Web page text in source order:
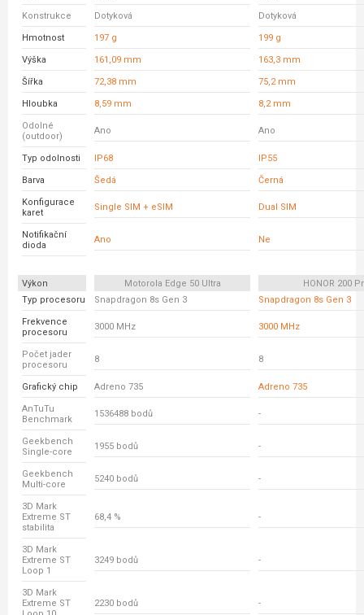
Konstrukce Dotyková Dotyková
Hmotnost 197 g 199 g
Výška 161,09 mm 163,3 mm
Šířka 72,38 mm 75,2 mm
Hloubka 8,59 mm 8,2 mm
Odolné
(outdoor)
Ano Ano
Typ odolnosti IP68 IP55
Barva Šedá Černá
Konfigurace
karet
Single SIM + eSIM Dual SIM
Notifikační
dioda
Ano Ne
Výkon Motorola Edge 50 Ultra
HONOR 200
Typ procesoru
Snapdragon 8s Gen 3 Snapdragon 8s Gen 3
Frekvence
procesoru
3000 MHz 3000 MHz
Počet jader
procesoru
8 8
Grafický chip Adreno 735 Adreno 735
AnTuTu
Benchmark
1536488 bodů -
Geekbench
Single-core
1955 bodů -
Geekbench
Multi-core
5240 bodů -
3D Mark
Extreme ST
stabilita
68,4 % -
3D Mark
Extreme ST
Loop 1
3249 bodů -
3D Mark
Extreme ST
2230 bodů -